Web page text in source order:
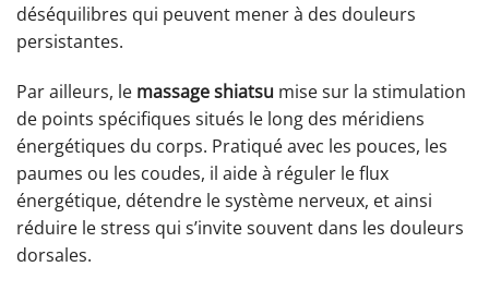
déséquilibres qui peuvent mener à des douleurs
persistantes.
Par ailleurs, le massage shiatsu mise sur la stimulation
de points spécifiques situés le long des méridiens
énergétiques du corps. Pratiqué avec les pouces, les
paumes ou les coudes, il aide à réguler le flux
énergétique, détendre le système nerveux, et ainsi
réduire le stress qui s’invite souvent dans les douleurs
dorsales.